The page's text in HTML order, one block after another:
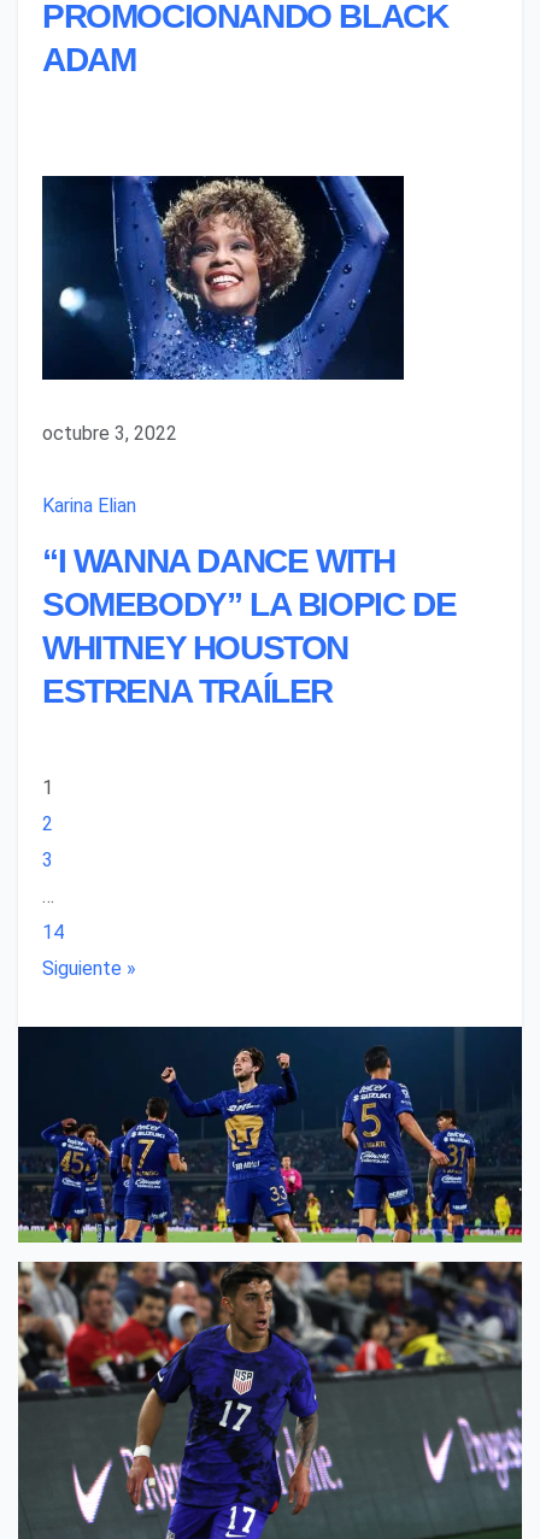
PROMOCIONANDO BLACK
ADAM
octubre 3, 2022
Karina Elian
“I WANNA DANCE WITH
SOMEBODY” LA BIOPIC DE
WHITNEY HOUSTON
ESTRENA TRAÍLER
1
2
3
…
14
Siguiente »